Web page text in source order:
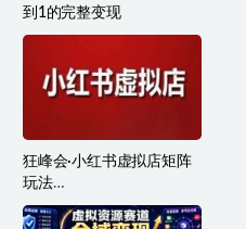
到1的完整变现
狂峰会·小红书虚拟店矩阵
玩法
（1.0+2.0+3.0+4.0+5.0）